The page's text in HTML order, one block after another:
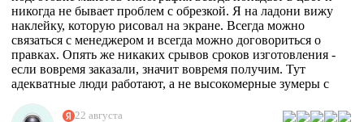
на эту организацию! Знала, что 100% откажут, но
надежда, как говорится, живее всех живых. Заказ
приняли, менеджер Ярослава всегда была на связи и
отвечала на все вопросы, напечатали наклейку за сутки
после получения макета. Мой визит в типографию
отдельная история - абсолютно потрясающая атмосфера и
люди!!!! Позитив сквозит даже от станков!
РЕКОМЕНДУЮ ВСЕМИ ФИБРАМИ ДУШИ!
никогда не бывает проблем с обрезкой. Я на ладони вижу
наклейку, которую рисовал на экране. Всегда можно
связаться с менеджером и всегда можно договориться о
правках. Опять же никаких срывов сроков изготовления -
если вовремя заказали, значит вовремя получим. Тут
адекватные люди работают, а не высокомерные зумеры с
22 августа